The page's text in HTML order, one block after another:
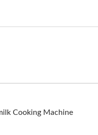
Cooking Machine